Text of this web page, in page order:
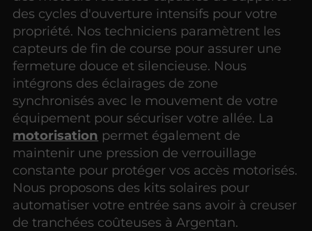
des cycles d'ouverture intensifs pour votre
propriété. Nos techniciens paramètrent les
capteurs de fin de course pour assurer une
fermeture douce et silencieuse. Nous
intégrons des éclairages de zone
synchronisés avec le mouvement de votre
équipement pour sécuriser votre allée. La
motorisation permet également de
maintenir une pression de verrouillage
constante pour protéger vos accès motorisés.
Nous proposons des kits solaires pour
automatiser votre entrée sans avoir à creuser
de tranchées coûteuses à Argentan.